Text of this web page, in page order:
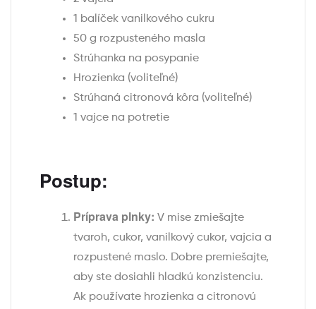
1 balíček vanilkového cukru
50 g rozpusteného masla
Strúhanka na posypanie
Hrozienka (voliteľné)
Strúhaná citronová kôra (voliteľné)
1 vajce na potretie
Postup:
Príprava plnky: V mise zmiešajte
tvaroh, cukor, vanilkový cukor, vajcia a
rozpustené maslo. Dobre premiešajte,
aby ste dosiahli hladkú konzistenciu.
Ak používate hrozienka a citronovú